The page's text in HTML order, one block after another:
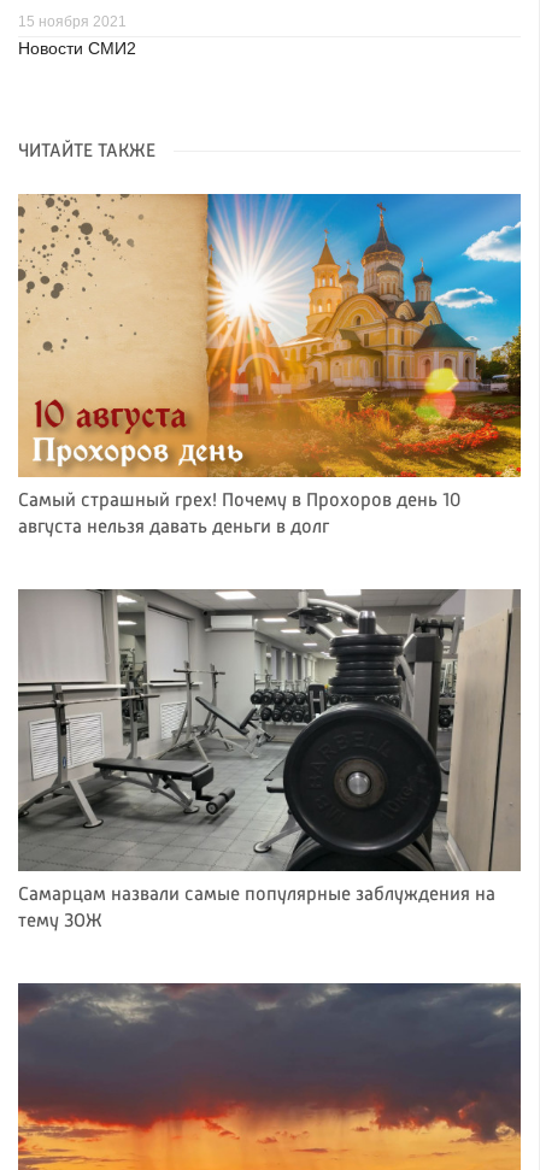
15 ноября 2021
Новости СМИ2
ЧИТАЙТЕ ТАКЖЕ
Самый страшный грех! Почему в Прохоров день 10
августа нельзя давать деньги в долг
Самарцам назвали самые популярные заблуждения на
тему ЗОЖ